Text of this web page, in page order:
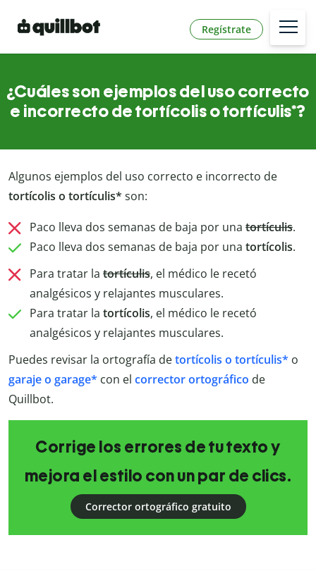
Regístrate
¿Cuáles son ejemplos del uso correcto
e incorrecto de tortícolis o tortículis*?
Algunos ejemplos del uso correcto e incorrecto de
tortícolis o tortículis* son:
Paco lleva dos semanas de baja por una tortículis.
Paco lleva dos semanas de baja por una tortícolis.
Para tratar la tortículis, el médico le recetó
analgésicos y relajantes musculares.
Para tratar la tortícolis, el médico le recetó
analgésicos y relajantes musculares.
Puedes revisar la ortografía detortícolis o tortículis* o
garaje o garage* con el corrector ortográfico de
Quillbot.
Corrige los errores de tu texto y
mejora el estilo con un par de clics.
Corrector ortográfico gratuito